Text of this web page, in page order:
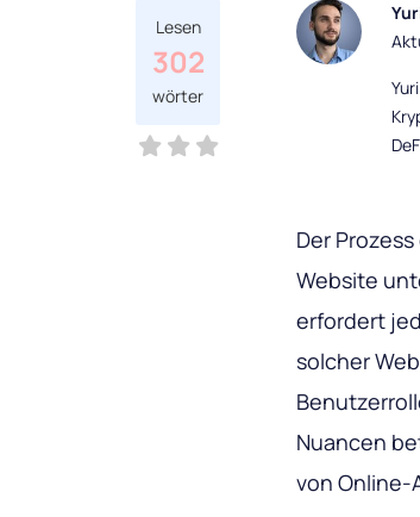
Lesen
302
wörter
Der
Website
erfordert
solcher
Nuancen
von Online-